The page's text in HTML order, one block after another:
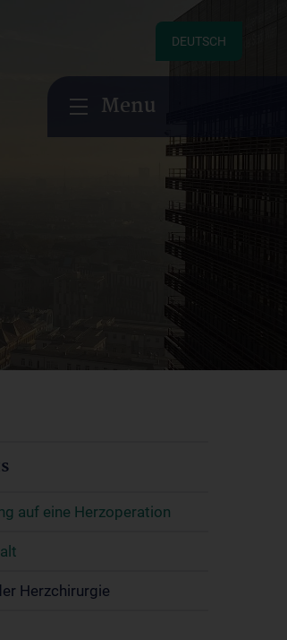
DEUTSCH
Menu
auf eine Herzoperation
Herzchirurgie